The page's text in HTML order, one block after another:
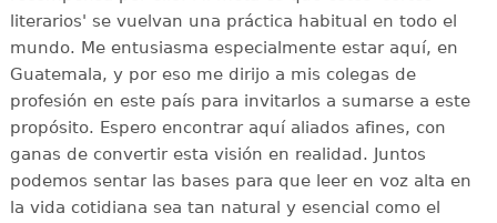
literarios' se vuelvan una práctica habitual en todo el
mundo. Me entusiasma especialmente estar aquí, en
Guatemala, y por eso me dirijo a mis colegas de
profesión en este país para invitarlos a sumarse a este
propósito. Espero encontrar aquí aliados afines, con
ganas de convertir esta visión en realidad. Juntos
podemos sentar las bases para que leer en voz alta en
la vida cotidiana sea tan natural y esencial como el